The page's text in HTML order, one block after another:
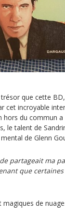
que cette
cet incroyable
hors du commun
le talent de
mental de Glenn
partageait ma
que
magiques de